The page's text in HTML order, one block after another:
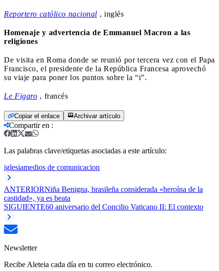
Reportero católico nacional , inglés
Homenaje y advertencia de Emmanuel Macron a las
religiones
De visita en Roma donde se reunió por tercera vez con el Papa
Francisco, el presidente de la República Francesa aprovechó
su viaje para poner los puntos sobre la “i”.
Le Figaro , francés
Copiar el enlace Archivar artículo
Compartir en :
Las palabras clave/etiquetas asociadas a este artículo:
iglesiamedios de comunicacion
ANTERIORNiña Benigna, brasileña considerada «heroína de la
castidad», ya es beata
SIGUIENTE60 aniversario del Concilio Vaticano II: El contexto
Newsletter
Recibe Aleteia cada día en tu correo electrónico.